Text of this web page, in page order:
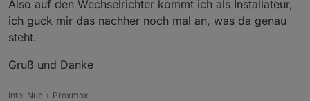
aber ich habe in paar Screenshots gemacht von
den Einstellungen.
Wechselrichter stehe zwei WLAN Netze, auf
die ich mich verbinden kann. Einmal
drauf, aber ich meine, man muss ich mit beiden
Hier die Screenshots vom Wechselrichter
Also auf den Wechselrichter kommt ich als Installateur,
ich guck mir das nachher noch mal an, was da genau
steht.
Gruß und Danke
Intel Nuc + Proxmox